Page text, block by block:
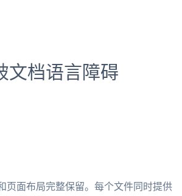
文档语言障碍
页面布局完整保留。每个文件同时提供